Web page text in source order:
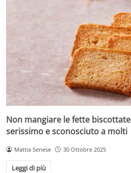
Non mangiare le fette
serissimo e sconosciuto a molti
Mattia Senese 30 Ottobre 2025
Leggi di più